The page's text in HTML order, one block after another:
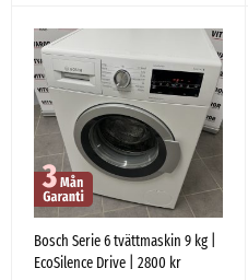
Bosch Serie 6 tvättmaskin 9 kg |
EcoSilence Drive | 2800 kr